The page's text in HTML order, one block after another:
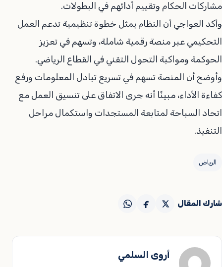
مشاركات الحكام وتقييم أدائهم في البطولات.
وأكد العواجي أن النظام يمثل خطوة تنظيمية تدعم العمل
التحكيمي عبر منصة رقمية شاملة، وتسهم في تعزيز
الحوكمة ومواكبة التحول التقني في القطاع الرياضي.
وأوضح أن المنصة تسهم في تسريع تبادل المعلومات ورفع
كفاءة الأداء، مبينًا أنه جرى الاتفاق على تنسيق العمل مع
اتحاد السباحة لمتابعة المستجدات واستكمال مراحل
التنفيذ.
الرياض
شارك المقال
أروى السلمي